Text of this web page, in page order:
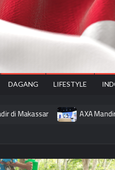
Indonesiyes
DAGANG LIFESTYLE
AXA Mandiri Gandeng